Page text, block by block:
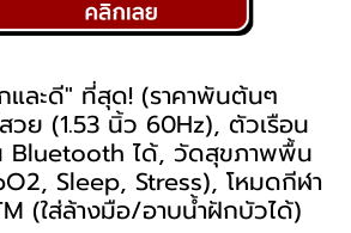
ละดี" ที่สุด! (ราคาพันต้นๆ
วย (1.53 นิ้ว 60Hz), ตัวเรือน
Bluetooth ได้, วัดสุขภาพพื้น
Sleep, Stress), โหมดกีฬา
(ใส่ล้างมือ/อาบน้ำฝักบัวได้)